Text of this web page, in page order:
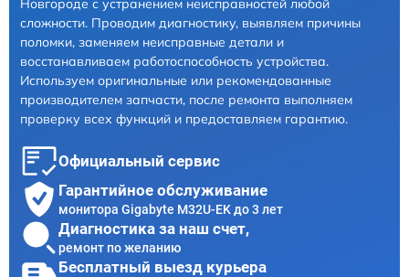
Новгороде с устранением неисправностей любой
сложности. Проводим диагностику, выявляем причины
поломки, заменяем неисправные детали и
восстанавливаем работоспособность устройства.
Используем оригинальные или рекомендованные
производителем запчасти, после ремонта выполняем
проверку всех функций и предоставляем гарантию.
Официальный сервис
Гарантийное обслуживание
монитора Gigabyte M32U-EK до 3 лет
Диагностика за наш счет,
ремонт по желанию
Бесплатный выезд курьера